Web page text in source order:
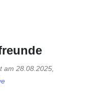
am 28.08.2025,